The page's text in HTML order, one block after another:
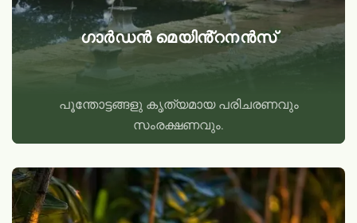
ഗാർഡൻ മെയിൻ്റനൻസ്
പൂന്തോട്ടങ്ങളു കൃത്യമായ പരിചരണവും
സംരക്ഷണവും.